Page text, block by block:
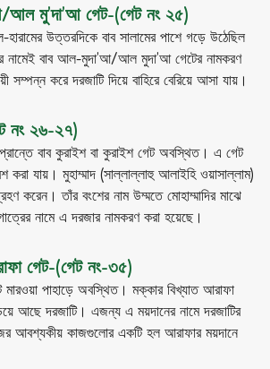
মু’দা’আ গেট-(গেট নং ২৫)
উত্তরদিকে বাব সালামের পাশে গড়ে উঠেছিল
নামেই বাব আল-মুদা’আ/আল মুদা’আ গেটের নামকরণ
সম্পন্ন করে দরজাটি দিয়ে বাহিরে বেরিয়ে আসা যায়।
নং ২৬-২৭)
বাব কুরাইশ বা কুরাইশ গেট অবস্থিত। এ গেট
করা যায়। মুহাম্মাদ (সাল্লাল্লাহু আলাইহি ওয়াসাল্লাম)
করেন। তাঁর বংশের নাম উম্মতে মোহাম্মাদির মাঝে
নামে এ দরজার নামকরণ করা হয়েছে।
গেট-(গেট নং-৩৫)
মারওয়া পাহাড়ে অবস্থিত। মক্কার বিখ্যাত আরাফা
আছে দরজাটি। এজন্য এ ময়দানের নামে দরজাটির
আবশ্যকীয় কাজগুলোর একটি হল আরাফার ময়দানে